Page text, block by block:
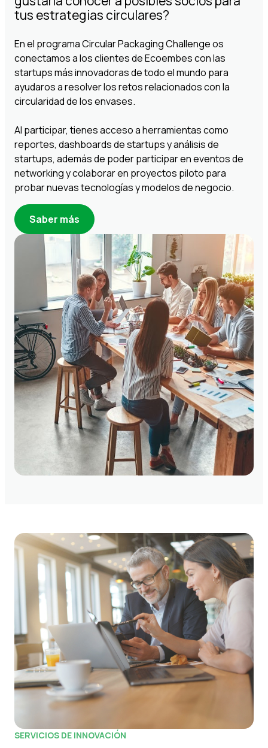
tus estrategias circulares?
En el programa Circular Packaging Challenge os
conectamos a los clientes de Ecoembes con las
startups más innovadoras de todo el mundo para
ayudaros a resolver los retos relacionados con la
circularidad de los envases.
Al participar, tienes acceso a herramientas como
reportes, dashboards de startups y análisis de
startups, además de poder participar en eventos de
networking y colaborar en proyectos piloto para
probar nuevas tecnologías y modelos de negocio.
Saber más
SERVICIOS DE INNOVACIÓN